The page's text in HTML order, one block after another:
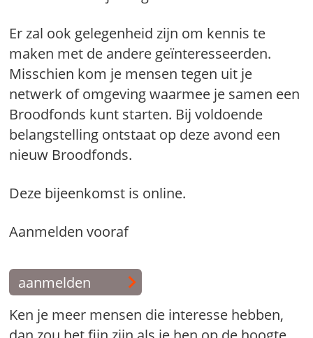
Er zal ook gelegenheid zijn om kennis te
maken met de andere geïnteresseerden.
Misschien kom je mensen tegen uit je
netwerk of omgeving waarmee je samen een
Broodfonds kunt starten. Bij voldoende
belangstelling ontstaat op deze avond een
nieuw Broodfonds.
Deze bijeenkomst is online.
Aanmelden vooraf
aanmelden
Ken je meer mensen die interesse hebben,